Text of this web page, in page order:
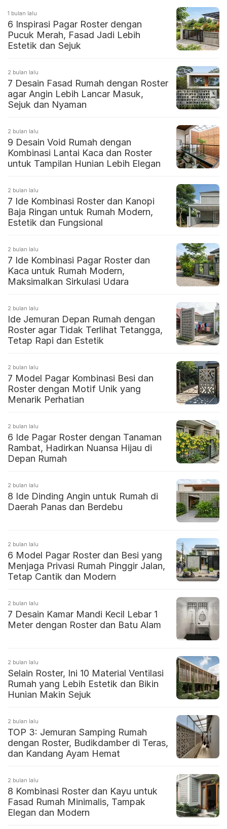
1 bulan lalu
6 Inspirasi Pagar Roster dengan
Pucuk Merah, Fasad Jadi Lebih
Estetik dan Sejuk
2 bulan lalu
7 Desain Fasad Rumah dengan Roster
agar Angin Lebih Lancar Masuk,
Sejuk dan Nyaman
2 bulan lalu
9 Desain Void Rumah dengan
Kombinasi Lantai Kaca dan Roster
untuk Tampilan Hunian Lebih Elegan
2 bulan lalu
7 Ide Kombinasi Roster dan Kanopi
Baja Ringan untuk Rumah Modern,
Estetik dan Fungsional
2 bulan lalu
7 Ide Kombinasi Pagar Roster dan
Kaca untuk Rumah Modern,
Maksimalkan Sirkulasi Udara
2 bulan lalu
Ide Jemuran Depan Rumah dengan
Roster agar Tidak Terlihat Tetangga,
Tetap Rapi dan Estetik
2 bulan lalu
7 Model Pagar Kombinasi Besi dan
Roster dengan Motif Unik yang
Menarik Perhatian
2 bulan lalu
6 Ide Pagar Roster dengan Tanaman
Rambat, Hadirkan Nuansa Hijau di
Depan Rumah
2 bulan lalu
8 Ide Dinding Angin untuk Rumah di
Daerah Panas dan Berdebu
2 bulan lalu
6 Model Pagar Roster dan Besi yang
Menjaga Privasi Rumah Pinggir Jalan,
Tetap Cantik dan Modern
2 bulan lalu
7 Desain Kamar Mandi Kecil Lebar 1
Meter dengan Roster dan Batu Alam
2 bulan lalu
Selain Roster, Ini 10 Material Ventilasi
Rumah yang Lebih Estetik dan Bikin
Hunian Makin Sejuk
2 bulan lalu
TOP 3: Jemuran Samping Rumah
dengan Roster, Budikdamber di Teras,
dan Kandang Ayam Hemat
2 bulan lalu
8 Kombinasi Roster dan Kayu untuk
Fasad Rumah Minimalis, Tampak
Elegan dan Modern